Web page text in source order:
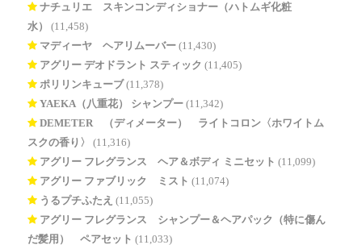
ナチュリエ スキンコンディショナー（ハトムギ化粧
水）
(11,458)
マディーヤ ヘアリムーバー (11,430)
アグリー デオドラント スティック (11,405)
ポリリンキューブ (11,378)
YAEKA（八重花） シャンプー (11,342)
DEMETER®（ディメーター） ライトコロン〈ホワイトム
スクの香り〉
(11,316)
アグリー フレグランス ヘア＆ボディ ミニセット (11,099)
アグリー ファブリック ミスト (11,074)
うるプチふたえ (11,055)
アグリー フレグランス シャンプー＆ヘアパック（特に傷ん
だ髪用） ペアセット (11,033)